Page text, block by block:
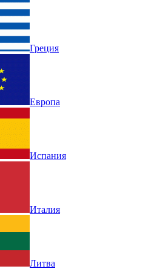
Греция
Европа
Испания
Италия
Литва